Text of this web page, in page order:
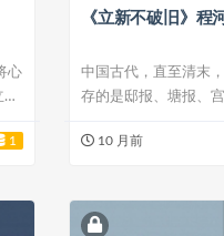
心
1
《立新不破旧》程
中国古代，直至清末
存的是邸报、塘报、
10 月前